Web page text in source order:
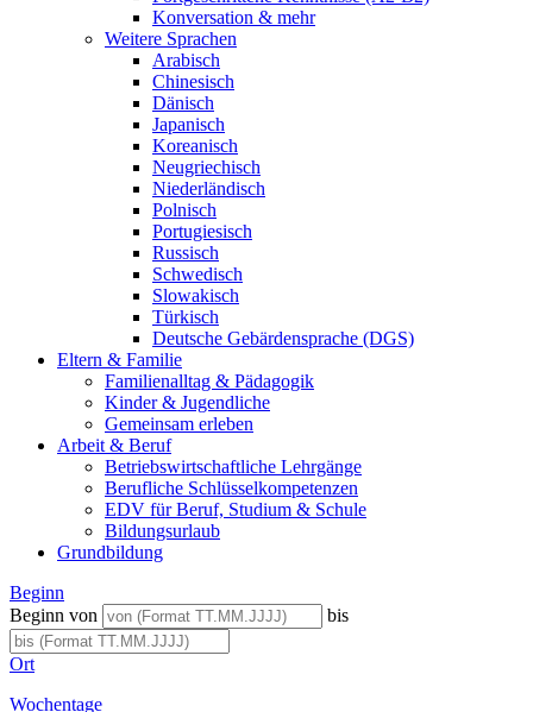
Konversation & mehr
Weitere Sprachen
Arabisch
Chinesisch
Dänisch
Japanisch
Koreanisch
Neugriechisch
Niederländisch
Polnisch
Portugiesisch
Russisch
Schwedisch
Slowakisch
Türkisch
Deutsche Gebärdensprache (DGS)
Eltern & Familie
Familienalltag & Pädagogik
Kinder & Jugendliche
Gemeinsam erleben
Arbeit & Beruf
Betriebswirtschaftliche Lehrgänge
Berufliche Schlüsselkompetenzen
EDV für Beruf, Studium & Schule
Bildungsurlaub
Grundbildung
Beginn
Beginn von
bis
Ort
Wochentage